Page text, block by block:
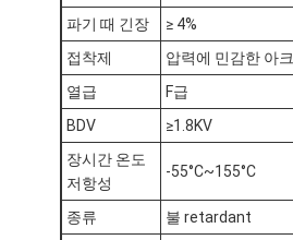
점착성 절연 테이프
유리 섬유 절연 테이프
열 저항성 절연 테이프
유리 섬유 접착 테이프
파기 때 긴장
≥ 4%
접착제
압력에 민감한 아
열급
F급
BDV
≥1.8KV
장시간 온도
저항성
-55°C~155°C
종류 불 retardant